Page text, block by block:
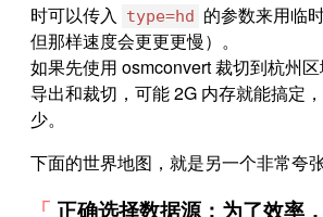
时可以传入
type=hd 的参数来用临
但那样速度会更更更慢）。
如果先使用 osmconvert 裁切到杭州
导出和裁切，可能 2G 内存就能搞定
少。
下面的世界地图，就是另一个非常夸张
正确选择数据源：为了效率